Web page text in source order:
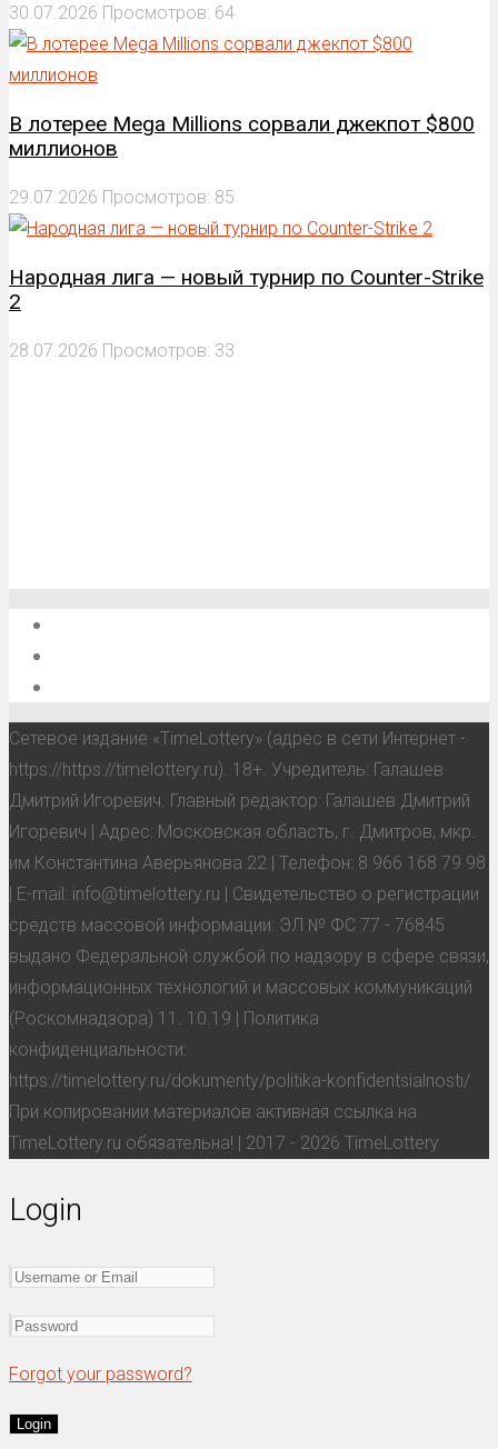
30.07.2026 Просмотров: 64
В лотерее Mega Millions сорвали джекпот $800
миллионов
29.07.2026 Просмотров: 85
Народная лига — новый турнир по Counter-Strike
2
28.07.2026 Просмотров: 33
Сетевое издание «TimeLottery» (адрес в сети Интернет -
https://https://timelottery.ru). 18+. Учредитель: Галашев
Дмитрий Игоревич. Главный редактор: Галашев Дмитрий
Игоревич | Адрес: Московская область, г. Дмитров, мкр.
им Константина Аверьянова 22 | Телефон: 8 966 168 79 98
| E-mail: info@timelottery.ru | Свидетельство о регистрации
средств массовой информации: ЭЛ № ФС 77 - 76845
выдано Федеральной службой по надзору в сфере связи,
информационных технологий и массовых коммуникаций
(Роскомнадзора) 11. 10.19 | Политика
конфиденциальности:
https://timelottery.ru/dokumenty/politika-konfidentsialnosti/
При копировании материалов активная ссылка на
TimeLottery.ru обязательна! | 2017 - 2026 TimeLottery
Login
Forgot your password?